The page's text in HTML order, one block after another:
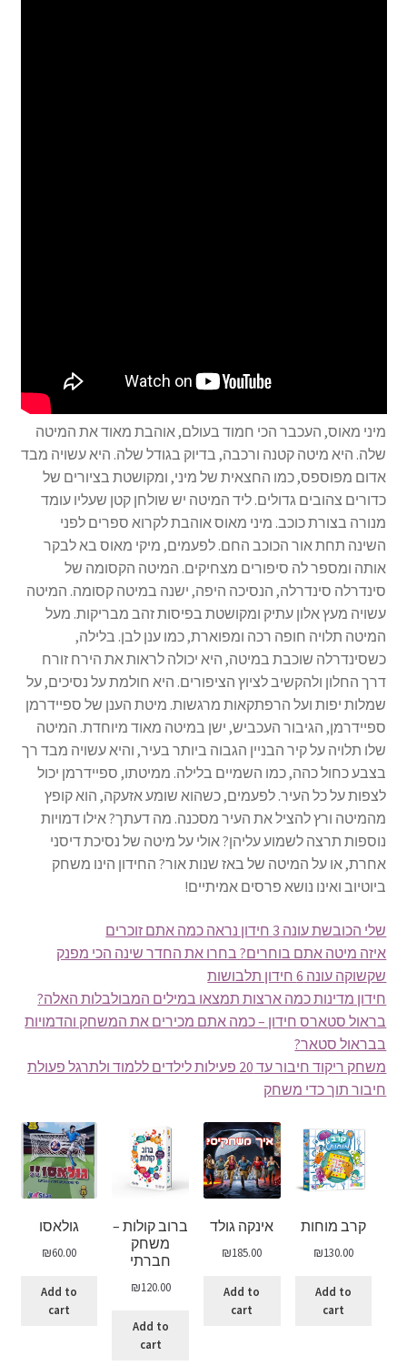
מיני מאוס, העכבר הכי חמוד בעולם, אוהבת מאוד את המיטה
שלה. היא מיטה קטנה ורכבה, בדיוק בגודל שלה. היא עשויה מבד
אדום מפוספס, כמו החצאית של מיני, ומקושטת בציורים של
כדורים צהובים גדולים. ליד המיטה יש שולחן קטן שעליו עומד
מנורה בצורת כוכב. מיני מאוס אוהבת לקרוא ספרים לפני
השינה תחת אור הכוכב החם. לפעמים, מיקי מאוס בא לבקר
אותה ומספר לה סיפורים מצחיקים. המיטה הקסומה של
סינדרלה סינדרלה, הנסיכה היפה, ישנה במיטה קסומה. המיטה
עשויה מעץ אלון עתיק ומקושטת בפיסות זהב מבריקות. מעל
המיטה תלויה חופה רכה ומפוארת, כמו ענן לבן. בלילה,
כשסינדרלה שוכבת במיטה, היא יכולה לראות את הירח זורח
דרך החלון ולהקשיב לציוץ הציפורים. היא חולמת על נסיכים, על
שמלות יפות ועל הרפתקאות מרגשות. מיטת הענן של ספיידרמן
ספיידרמן, הגיבור העכביש, ישן במיטה מאוד מיוחדת. המיטה
שלו תלויה על קיר הבניין הגבוה ביותר בעיר, והיא עשויה מבד רך
בצבע כחול כהה, כמו השמיים בלילה. ממיטתו, ספיידרמן יכול
לצפות על כל העיר. לפעמים, כשהוא שומע אזעקה, הוא קופץ
מהמיטה ורץ להציל את העיר מסכנה. מה דעתך? אילו דמויות
נוספות תרצה לשמוע עליהן? אולי על מיטה של נסיכת דיסני
אחרת, או על המיטה של באז שנות אור? החידון הינו משחק
ביוטיוב ואינו נושא פרסים אמיתיים!
שלי הכובשת עונה 3 חידון נראה כמה אתם זוכרים
איזה מיטה אתם בוחרים? בחרו את החדר שינה הכי מפנק
שקשוקה עונה 6 חידון תלבושות
חידון מדינות כמה ארצות תמצאו במילים המבולבלות האלה?
בראול סטארס חידון – כמה אתם מכירים את המשחק והדמויות
בבראול סטאר?
משחק ריקוד חיבור עד 20 פעילות לילדים ללמוד ולתרגל פעולת
חיבור תוך כדי משחק
קרב מוחות
₪130.00
Add to
cart
אינקה גולד
₪185.00
Add to
cart
ברוב קולות –
משחק
חברתי
₪120.00
Add to
cart
גולאסו
₪60.00
Add to
cart